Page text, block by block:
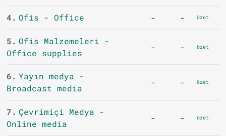
4. Ofis - Office - - özet
5. Ofis Malzemeleri -
Office supplies
- - özet
6. Yayın medya -
Broadcast media
- - özet
7. Çevrimiçi Medya -
Online media
- - özet